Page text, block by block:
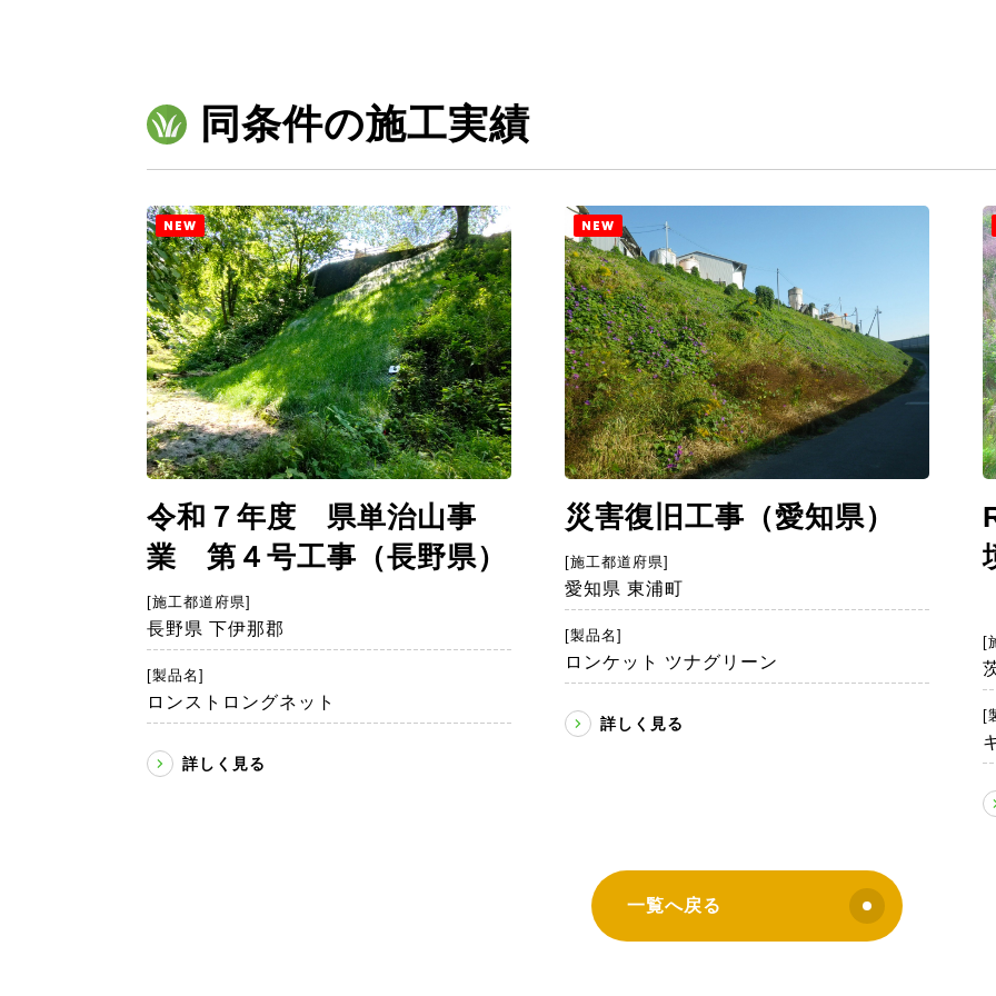
同条件の施工実績
NEW
令和７年度 県単治山事
業 第４号工事（長野県）
[施工都道府県]
長野県 下伊那郡
[製品名]
ロンストロングネット
詳しく見る
NEW
災害復旧工事（愛知県）
[施工都道府県]
愛知県 東浦町
[製品名]
ロンケット ツナグリーン
詳しく見る
[
[
一覧へ戻る